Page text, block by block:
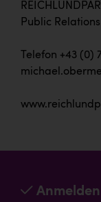
Public Relations
Telefon +43 (0)
Anmelden